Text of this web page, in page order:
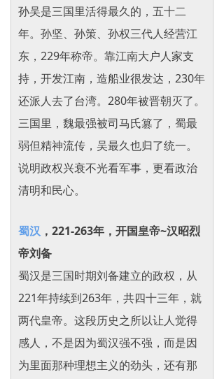
孙吴是三国里活得最久的，五十二
年。孙坚、孙策、孙权三代人经营江
东，229年称帝。靠江南大户人家支
持，开发江南，造船业很发达，230年
还派人去了台湾。280年被晋朝灭了。
三国里，魏最强被司马氏篡了，蜀最
弱但精神流传，吴最久也归了统一。
说明政权兴衰不光看军事，更看政治
清明和民心。
蜀汉 ，221-263年，开国皇帝~汉昭烈
帝刘备
蜀汉是三国时期刘备建立的政权，从
221年持续到263年，共四十三年，就
两代皇帝。这段历史之所以让人觉得
感人，不是因为蜀汉强不强，而是因
为里面那种理想主义的劲头，还有那